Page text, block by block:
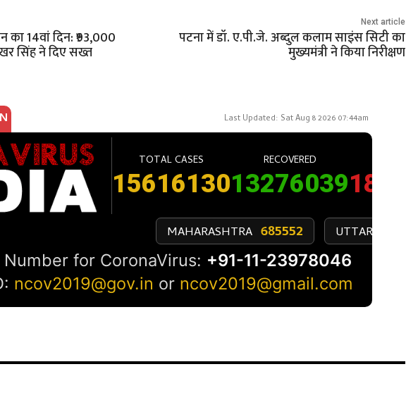
14वां दिन: ₹93,000
सिंह ने दिए सख्त
Next article
पटना में डॉ. ए.पी.जे. अब्दुल कलाम साइंस सिटी का
मुख्यमंत्री ने किया निरीक्षण